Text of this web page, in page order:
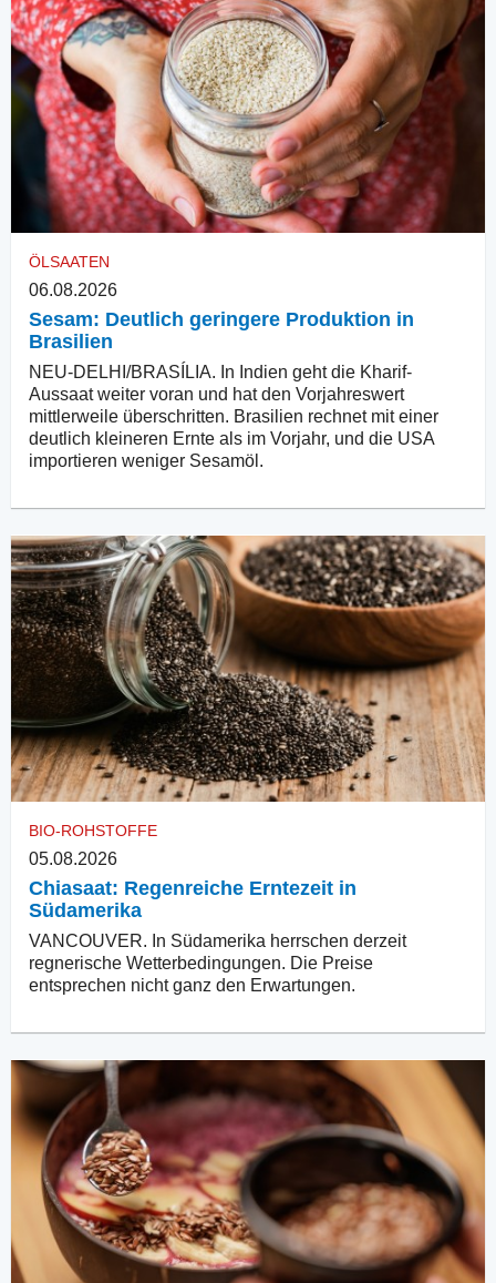
ÖLSAATEN
06.08.2026
Sesam: Deutlich geringere Produktion in
Brasilien
NEU-DELHI/BRASÍLIA. In Indien geht die Kharif-
Aussaat weiter voran und hat den Vorjahreswert
mittlerweile überschritten. Brasilien rechnet mit einer
deutlich kleineren Ernte als im Vorjahr, und die USA
importieren weniger Sesamöl.
BIO-ROHSTOFFE
05.08.2026
Chiasaat: Regenreiche Erntezeit in
Südamerika
VANCOUVER. In Südamerika herrschen derzeit
regnerische Wetterbedingungen. Die Preise
entsprechen nicht ganz den Erwartungen.